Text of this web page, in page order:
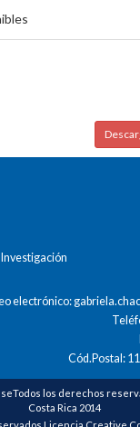
electrónico:
Cód.Postal:
los derechos
Costa Rica 2014